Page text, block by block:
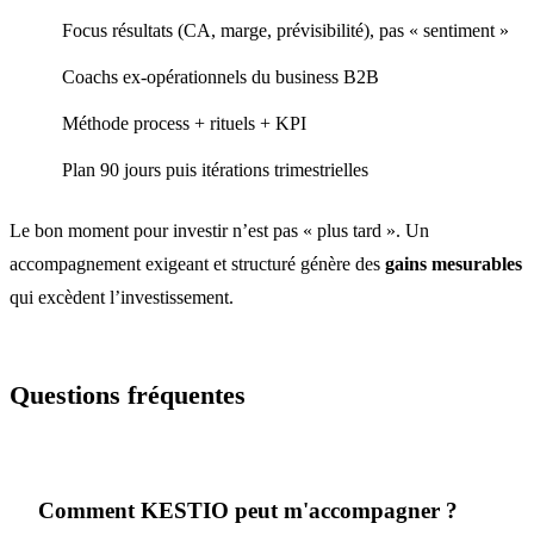
Focus résultats (CA, marge, prévisibilité), pas « sentiment »
Coachs ex‑opérationnels du business B2B
Méthode process + rituels + KPI
Plan 90 jours puis itérations trimestrielles
Le bon moment pour investir n’est pas « plus tard ». Un
accompagnement exigeant et structuré génère des gains mesurables
qui excèdent l’investissement.
Questions fréquentes
Comment KESTIO peut m'accompagner ?